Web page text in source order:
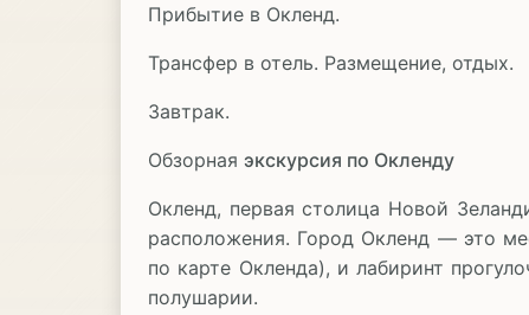
Прибытие в Окленд.
Трансфер в отель. Размещение, отдых.
Завтрак.
Обзорная экскурсия по Окленду
Окленд, первая столица Новой
расположения. Город Окленд — это
по карте Окленда), и лабиринт
полушарии.